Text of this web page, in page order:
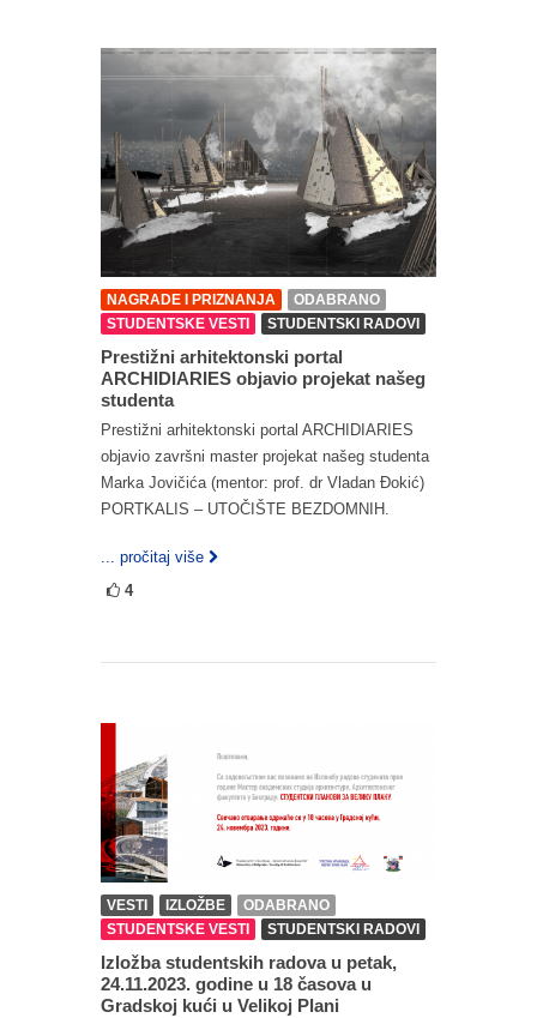
NAGRADE I PRIZNANJA
ODABRANO
STUDENTSKE VESTI
STUDENTSKI RADOVI
Prestižni arhitektonski portal
ARCHIDIARIES objavio projekat našeg
studenta
Prestižni arhitektonski portal ARCHIDIARIES
objavio završni master projekat našeg studenta
Marka Jovičića (mentor: prof. dr Vladan Đokić)
PORTKALIS – UTOČIŠTE BEZDOMNIH.
... pročitaj više
4
VESTI IZLOŽBE
ODABRANO
STUDENTSKE VESTI
STUDENTSKI RADOVI
Izložba studentskih radova u petak,
24.11.2023. godine u 18 časova u
Gradskoj kući u Velikoj Plani